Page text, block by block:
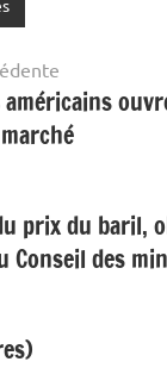
prix du baril,
Conseil des